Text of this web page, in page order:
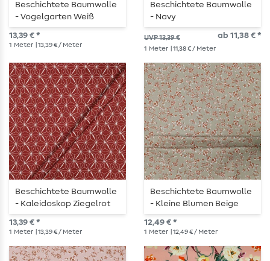
Beschichtete Baumwolle
- Vogelgarten Weiß
13,39 € *
1 Meter | 13,39 € / Meter
Beschichtete Baumwolle
- Navy
UVP 13,39 € ab 11,38 € *
1 Meter | 11,38 € / Meter
Beschichtete Baumwolle
- Kaleidoskop Ziegelrot
13,39 € *
1 Meter | 13,39 € / Meter
Beschichtete Baumwolle
- Kleine Blumen Beige
12,49 € *
1 Meter | 12,49 € / Meter